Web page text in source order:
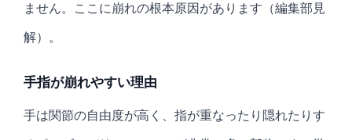
ません。ここに崩れの根本原因があります（編集部見
解）。
手指が崩れやすい理由
手は関節の自由度が高く、指が重なったり隠れたりす